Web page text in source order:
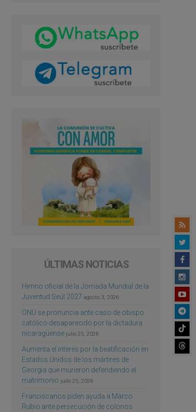
ÚLTIMAS NOTICIAS
Himno oficial de la Jornada Mundial de la
Juventud Seúl 2027 agosto 3, 2026
ONU se pronuncia ante caso de obispo
católico desaparecido por la dictadura
nicaragüense julio 25, 2026
Aumenta el interés por la beatificación en
Estados Unidos de los mártires de
Georgia que murieron defendiendo el
matrimonio julio 25, 2026
Franciscanos piden ayuda a Marco
Rubio ante persecución de colonos